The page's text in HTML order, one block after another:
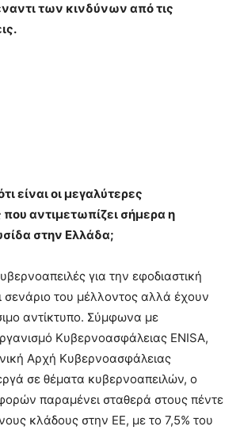
των κινδύνων από τις
είναι οι μεγαλύτερες
αντιμετωπίζει σήμερα η
στην Ελλάδα;
για την εφοδιαστική
σενάριο του μέλλοντος αλλά έχουν
αντίκτυπο. Σύμφωνα με
Κυβερνοασφάλειας ENISA,
Αρχή Κυβερνοασφάλειας
σε θέματα κυβερνοαπειλών, ο
παραμένει σταθερά στους πέντε
κλάδους στην ΕΕ, με το 7,5% του